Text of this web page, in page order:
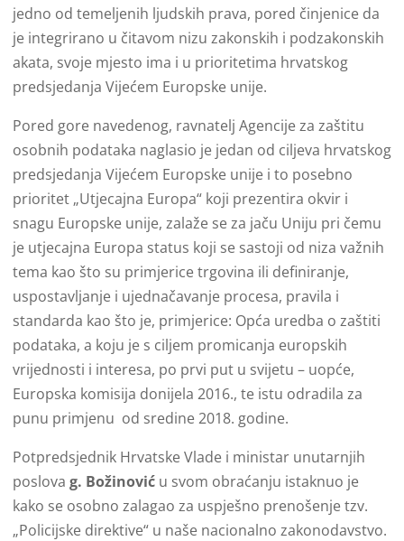
jedno od temeljenih ljudskih prava, pored činjenice da
je integrirano u čitavom nizu zakonskih i podzakonskih
akata, svoje mjesto ima i u prioritetima hrvatskog
predsjedanja Vijećem Europske unije.
Pored gore navedenog, ravnatelj Agencije za zaštitu
osobnih podataka naglasio je jedan od ciljeva hrvatskog
predsjedanja Vijećem Europske unije i to posebno
prioritet „Utjecajna Europa“ koji prezentira okvir i
snagu Europske unije, zalaže se za jaču Uniju pri čemu
je utjecajna Europa status koji se sastoji od niza važnih
tema kao što su primjerice trgovina ili definiranje,
uspostavljanje i ujednačavanje procesa, pravila i
standarda kao što je, primjerice: Opća uredba o zaštiti
podataka, a koju je s ciljem promicanja europskih
vrijednosti i interesa, po prvi put u svijetu – uopće,
Europska komisija donijela 2016., te istu odradila za
punu primjenu od sredine 2018. godine.
Potpredsjednik Hrvatske Vlade i ministar unutarnjih
poslova g. Božinović u svom obraćanju istaknuo je
kako se osobno zalagao za uspješno prenošenje tzv.
„Policijske direktive“ u naše nacionalno zakonodavstvo.